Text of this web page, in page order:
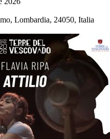
Lombardia, 24050, Italia